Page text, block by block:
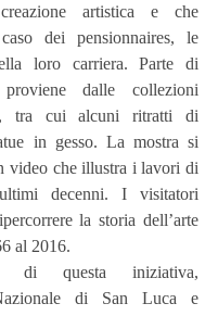
artistica e che
dei pensionnaires, le
loro carriera. Parte di
dalle collezioni
tra cui alcuni ritratti di
in gesso. La mostra si
video che illustra i lavori di
decenni. I visitatori
la storia dell’arte
al 2016.
di questa iniziativa,
di San Luca e